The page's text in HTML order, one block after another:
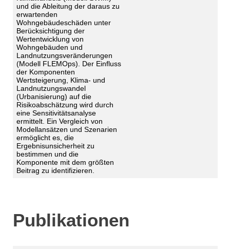
und die Ableitung der daraus zu
erwartenden
Wohngebäudeschäden unter
Berücksichtigung der
Wertentwicklung von
Wohngebäuden und
Landnutzungsveränderungen
(Modell FLEMOps). Der Einfluss
der Komponenten
Wertsteigerung, Klima- und
Landnutzungswandel
(Urbanisierung) auf die
Risikoabschätzung wird durch
eine Sensitivitätsanalyse
ermittelt. Ein Vergleich von
Modellansätzen und Szenarien
ermöglicht es, die
Ergebnisunsicherheit zu
bestimmen und die
Komponente mit dem größten
Beitrag zu identifizieren.
Publikationen